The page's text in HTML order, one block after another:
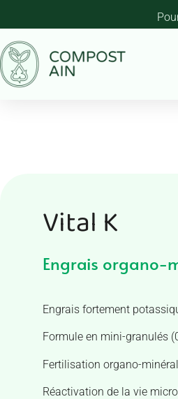
Vital K
Engrais organo-
Engrais fortement
Formule en mini-granulés
Fertilisation organo-
Réactivation de la vie